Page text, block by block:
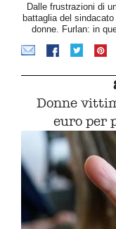
Dalle frustrazioni di
battaglia del
donne. Furlan: in
Donne
euro per